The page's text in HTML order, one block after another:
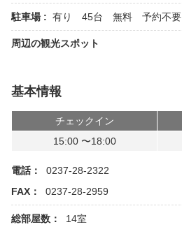
駐車場 : 有り 45台 無料 予約不要
周辺の観光スポット
基本情報
チェックイン
15:00 〜18:00
電話：
0237-28-2322
FAX：
0237-28-2959
総部屋数： 14室